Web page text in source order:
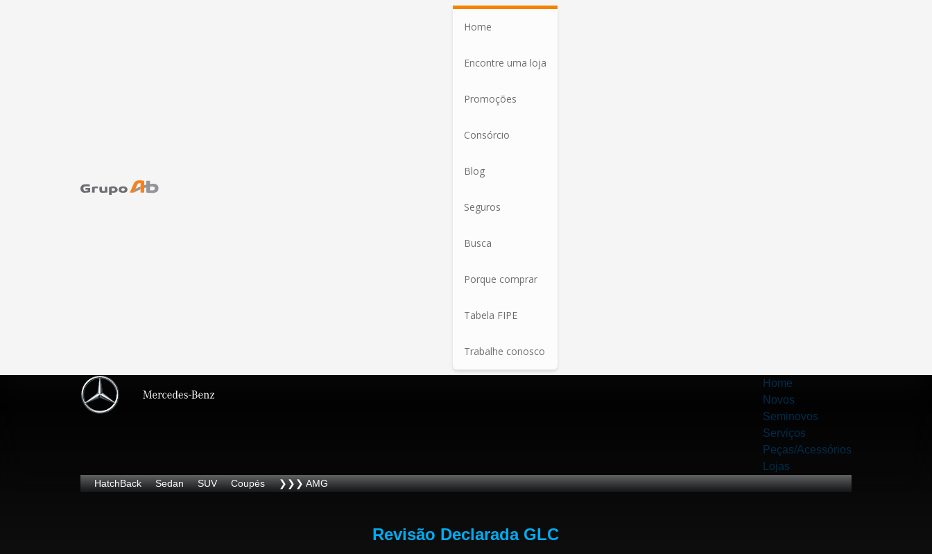
Home
Encontre uma loja
Promoções
Consórcio
Blog
Seguros
Busca
Porque comprar
Tabela FIPE
Trabalhe conosco
Home
Novos
Seminovos
Serviços
Peças/Acessórios
Lojas
HatchBack Sedan SUV Coupés ❯❯❯ AMG
Revisão Declarada GLC